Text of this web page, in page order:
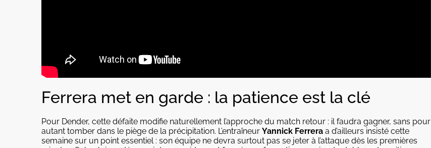
Ferrera met en garde : la patience est la clé
Pour Dender, cette défaite modifie naturellement l’approche du match retour : il faudra gagner, sans pour
autant tomber dans le piège de la précipitation. L’entraîneur Yannick Ferrera a d’ailleurs insisté cette
semaine sur un point essentiel : son équipe ne devra surtout pas se jeter à l’attaque dès les premières